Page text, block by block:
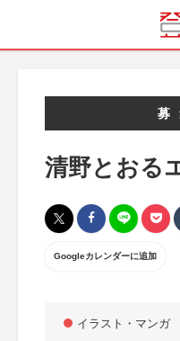
募
清野とおる
Googleカレンダーに追加
イラスト・マンガ